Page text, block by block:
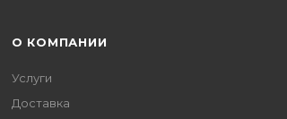
О КОМПАНИИ
Услуги
Доставка